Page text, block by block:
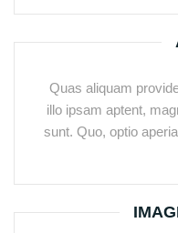
Quas aliquam
illo ipsam aptent,
sunt. Quo, optio